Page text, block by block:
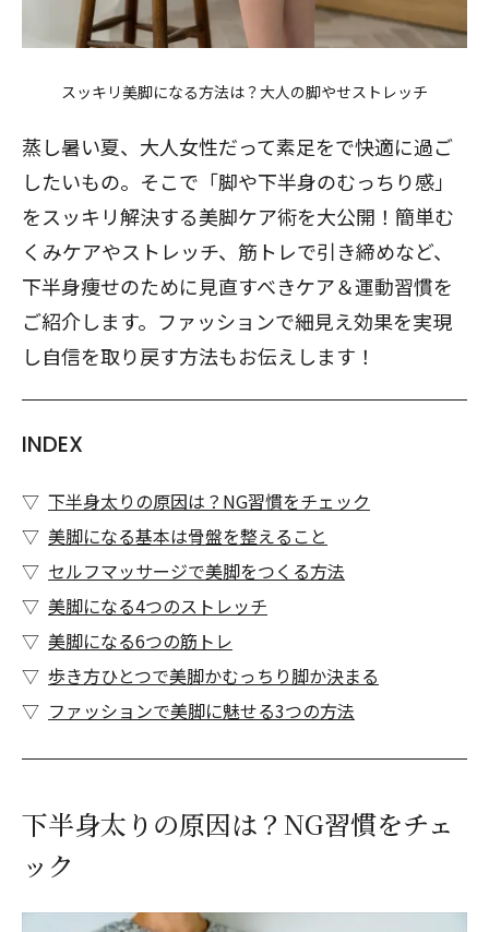
スッキリ美脚になる方法は？大人の脚やせストレッチ
蒸し暑い夏、大人女性だって素足をで快適に過ご
したいもの。そこで「脚や下半身のむっちり感」
をスッキリ解決する美脚ケア術を大公開！簡単む
くみケアやストレッチ、筋トレで引き締めなど、
下半身痩せのために見直すべきケア＆運動習慣を
ご紹介します。ファッションで細見え効果を実現
し自信を取り戻す方法もお伝えします！
INDEX
下半身太りの原因は？NG習慣をチェック
美脚になる基本は骨盤を整えること
セルフマッサージで美脚をつくる方法
美脚になる4つのストレッチ
美脚になる6つの筋トレ
歩き方ひとつで美脚かむっちり脚か決まる
ファッションで美脚に魅せる3つの方法
下半身太りの原因は？NG習慣をチェ
ック